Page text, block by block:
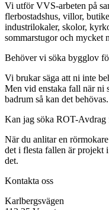
Vi utför VVS-arbeten på
flerbostadshus, villor,
industrilokaler, skolor,
sommarstugor och mycket
Behöver vi söka bygglov
Vi brukar säga att ni inte
Men vid enstaka fall när ni
badrum så kan det
Kan jag söka ROT-
När du anlitar en
det i flesta fallen är projekt
det.
Kontakta oss
Karlbergsvägen